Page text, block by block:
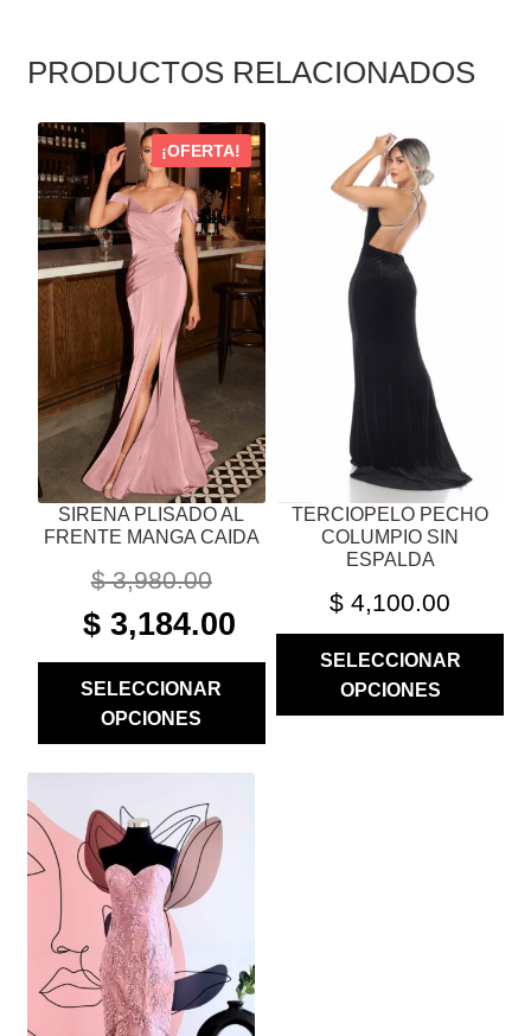
PRODUCTOS RELACIONADOS
SIRENA PLISADO AL
FRENTE MANGA CAIDA
¡OFERTA!
$3,980.00
ORIGINAL
PRICE
$ 3,980.00.
$3,184.00CURRENT
SELECCIONAR
OPCIONES
ESTE
PRODUCTO
TIENE
MÚLTIPLES
VARIANTES.
LAS
OPCIONES
SE
PUEDEN
ELEGIR
EN
PÁGINA
DE
TERCIOPELO PECHO
COLUMPIO SIN
ESPALDA
$ 4,100.00
SELECCIONAR
OPCIONES
PRODUCTO
TIENE
MÚLTIPLES
VARIANTES.
OPCIONES
PUEDEN
DE
PRODUCTO
PRODUCTO
TIENE
MÚLTIPLES
VARIANTES.
LAS
OPCIONES
SE
PUEDEN